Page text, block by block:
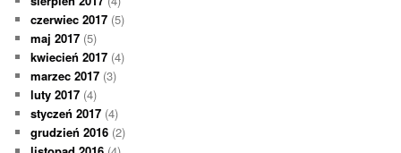
czerwiec 2017 (5)
maj 2017 (5)
kwiecień 2017 (4)
marzec 2017 (3)
luty 2017 (4)
styczeń 2017 (4)
grudzień 2016 (2)